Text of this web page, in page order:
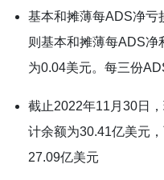
基本和摊薄每ADS净亏
则基本和摊薄每ADS净
为0.04美元。每三份
截止2022年11月30日
计余额为30.41亿美元
27.09亿美元